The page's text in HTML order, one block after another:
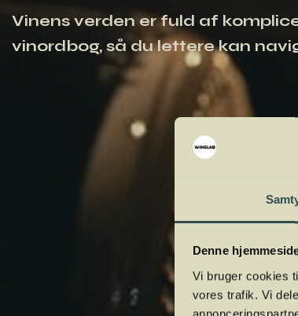
Denne
Vi bruger cookies
vores trafik. Vi
Vinens verden er fuld af
vinordbog, så du lettere kan